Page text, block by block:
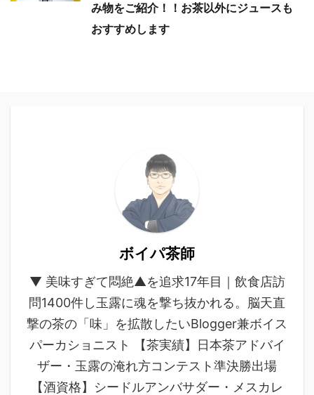
み物をご紹介！！お茶以外にジュースも
おすすめします
ボイパ茶師
▼ 美味すぎて悶絶▲を追求17年目｜飲食店訪
問1400件し玉露に魂を撃ち抜かれる。脳天直
撃の茶の「味」を拡散したいBlogger兼ボイス
パーカショニスト 【茶実績】日本茶アドバイ
ザー・玉露の淹れ方コンテスト準決勝出場
【酒資格】シードルアンバサダー・メスカレ